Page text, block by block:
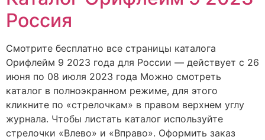
Россия
Смотрите бесплатно все страницы каталога
Орифлейм 9 2023 года для России — действует с 26
июня по 08 июля 2023 года Можно смотреть
каталог в полноэкранном режиме, для этого
кликните по «стрелочкам» в правом верхнем углу
журнала. Чтобы листать каталог используйте
стрелочки «Влево» и «Вправо». Оформить заказ